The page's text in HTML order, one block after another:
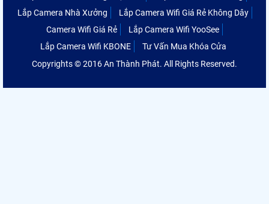
Lắp Camera Nhà Xưởng
Lắp Camera Wifi Giá Rẻ Không Dây
Camera Wifi Giá Rẻ
Lắp Camera Wifi YooSee
Lắp Camera Wifi KBONE
Tư Vấn Mua Khóa Cửa
Copyrights © 2016 An Thành Phát. All Rights Reserved.